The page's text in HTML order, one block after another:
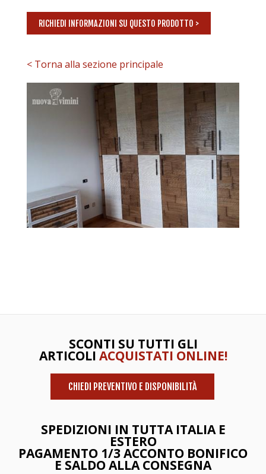
RICHIEDI INFORMAZIONI SU QUESTO PRODOTTO >
< Torna alla sezione principale
SCONTI SU TUTTI GLI
ARTICOLI ACQUISTATI ONLINE!
CHIEDI PREVENTIVO E DISPONIBILITÀ
SPEDIZIONI IN TUTTA ITALIA E
ESTERO
PAGAMENTO 1/3 ACCONTO BONIFICO
E SALDO ALLA CONSEGNA